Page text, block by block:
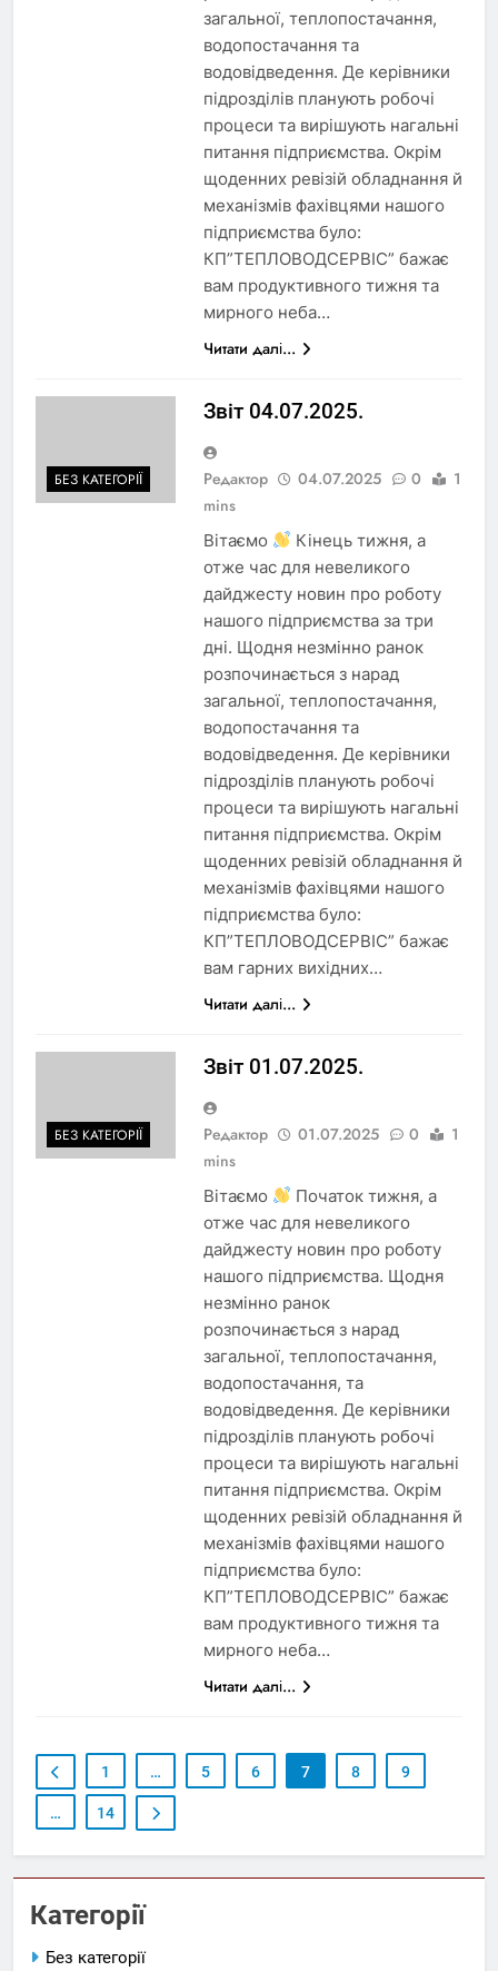
загальної, теплопостачання,
водопостачання та
водовідведення. Де керівники
підрозділів планують робочі
процеси та вирішують нагальні
питання підприємства. Окрім
щоденних ревізій обладнання й
механізмів фахівцями нашого
підприємства було:
КП”ТЕПЛОВОДСЕРВІС” бажає
вам продуктивного тижня та
мирного неба…
Читати далі...
БЕЗ КАТЕГОРІЇ
Звіт 04.07.2025.
Редактор 04.07.2025 0
1
mins
Вітаємо
Кінець тижня, а
отже час для невеликого
дайджесту новин про роботу
нашого підприємства за три
дні. Щодня незмінно ранок
розпочинається з нарад
загальної, теплопостачання,
водопостачання та
водовідведення. Де керівники
підрозділів планують робочі
процеси та вирішують нагальні
питання підприємства. Окрім
щоденних ревізій обладнання й
механізмів фахівцями нашого
підприємства було:
КП”ТЕПЛОВОДСЕРВІС” бажає
вам гарних вихідних…
Читати далі...
БЕЗ КАТЕГОРІЇ
Звіт 01.07.2025.
Редактор 01.07.2025 0
1
mins
Вітаємо
Початок тижня, а
отже час для невеликого
дайджесту новин про роботу
нашого підприємства. Щодня
незмінно ранок
розпочинається з нарад
загальної, теплопостачання,
водопостачання, та
водовідведення. Де керівники
підрозділів планують робочі
процеси та вирішують нагальні
питання підприємства. Окрім
щоденних ревізій обладнання й
механізмів фахівцями нашого
підприємства було:
КП”ТЕПЛОВОДСЕРВІС” бажає
вам продуктивного тижня та
мирного неба…
Читати далі...
1 … 5 6 7 8 9
… 14
Категорії
Без категорії